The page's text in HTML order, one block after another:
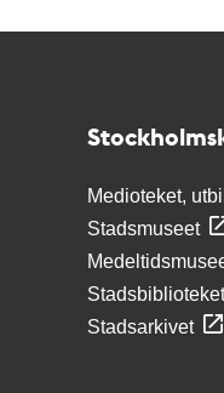
Medioteket,
Stadsmuseet
Stadsbiblioteket
Stadsarkivet